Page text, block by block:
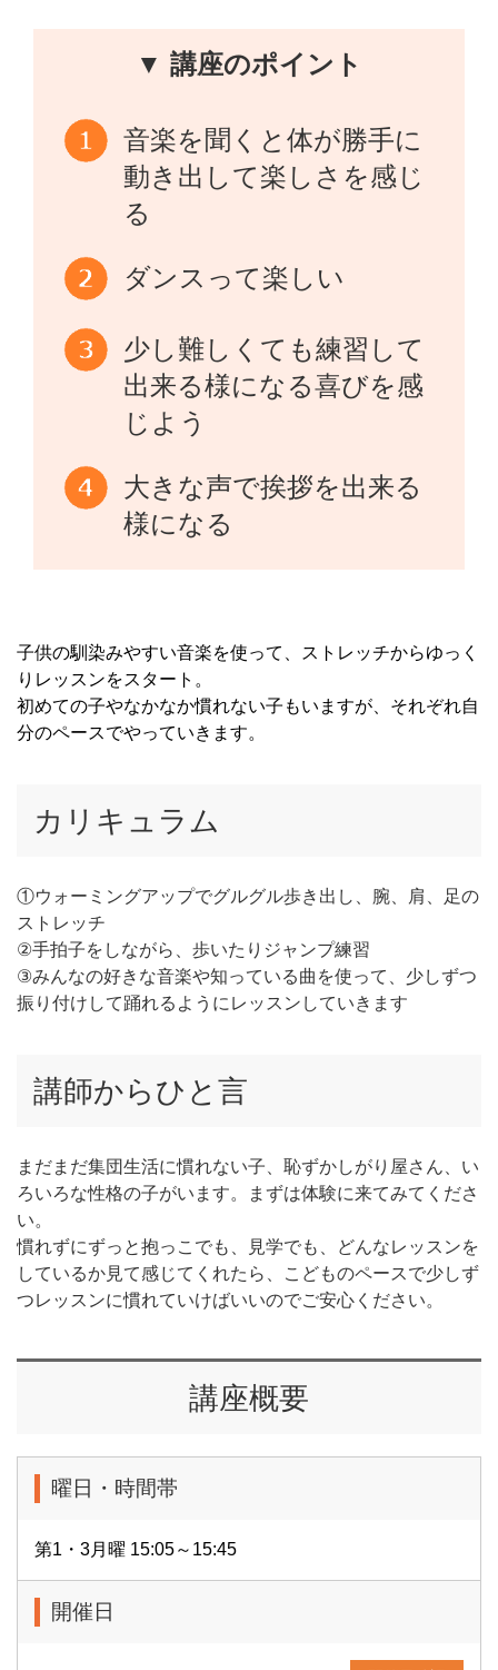
▼ 講座のポイント
音楽を聞くと体が勝手に
動き出して楽しさを感じ
る
ダンスって楽しい
少し難しくても練習して
出来る様になる喜びを感
じよう
大きな声で挨拶を出来る
様になる
子供の馴染みやすい音楽を使って、ストレッチからゆっく
りレッスンをスタート。
初めての子やなかなか慣れない子もいますが、それぞれ自
分のペースでやっていきます。
カリキュラム
①ウォーミングアップでグルグル歩き出し、腕、肩、足の
ストレッチ
②手拍子をしながら、歩いたりジャンプ練習
③みんなの好きな音楽や知っている曲を使って、少しずつ
振り付けして踊れるようにレッスンしていきます
講師からひと言
まだまだ集団生活に慣れない子、恥ずかしがり屋さん、い
ろいろな性格の子がいます。まずは体験に来てみてくださ
い。
慣れずにずっと抱っこでも、見学でも、どんなレッスンを
しているか見て感じてくれたら、こどものペースで少しず
つレッスンに慣れていけばいいのでご安心ください。
講座概要
曜日・時間帯
第1・3月曜 15:05～15:45
開催日